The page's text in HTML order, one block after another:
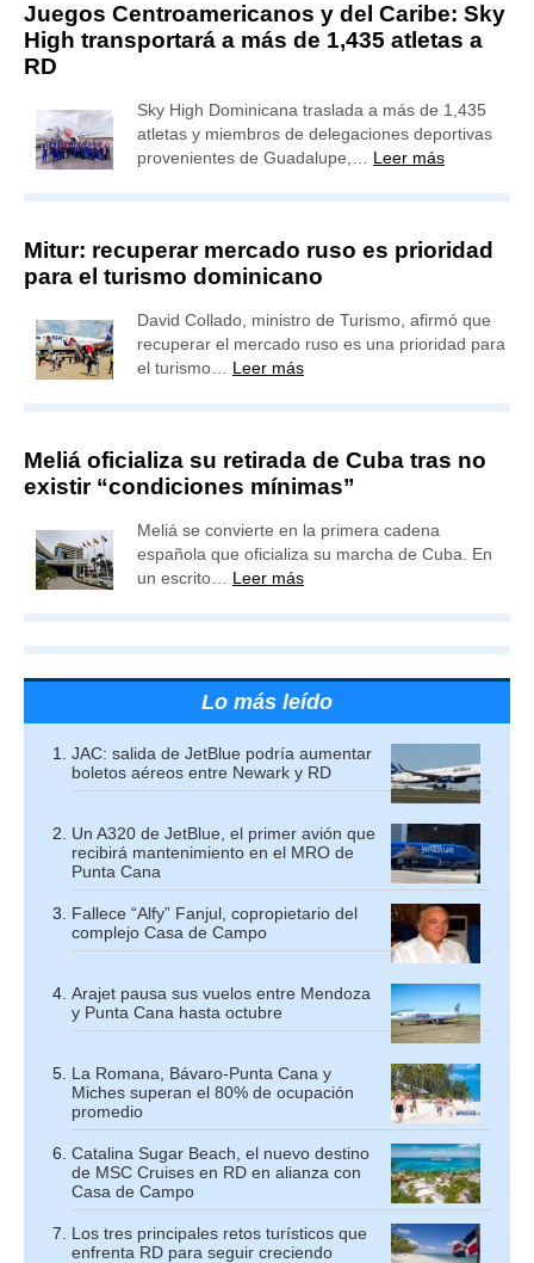
Juegos Centroamericanos y del Caribe: Sky
High transportará a más de 1,435 atletas a
RD
Sky High Dominicana traslada a más de 1,435
atletas y miembros de delegaciones deportivas
provenientes de Guadalupe,… Leer más
Mitur: recuperar mercado ruso es prioridad
para el turismo dominicano
David Collado, ministro de Turismo, afirmó que
recuperar el mercado ruso es una prioridad para
el turismo… Leer más
Meliá oficializa su retirada de Cuba tras no
existir “condiciones mínimas”
Meliá se convierte en la primera cadena
española que oficializa su marcha de Cuba. En
un escrito… Leer más
Lo más leído
JAC: salida de JetBlue podría aumentar
boletos aéreos entre Newark y RD
Un A320 de JetBlue, el primer avión que
recibirá mantenimiento en el MRO de
Punta Cana
Fallece “Alfy” Fanjul, copropietario del
complejo Casa de Campo
Arajet pausa sus vuelos entre Mendoza
y Punta Cana hasta octubre
La Romana, Bávaro-Punta Cana y
Miches superan el 80% de ocupación
promedio
Catalina Sugar Beach, el nuevo destino
de MSC Cruises en RD en alianza con
Casa de Campo
Los tres principales retos turísticos que
enfrenta RD para seguir creciendo